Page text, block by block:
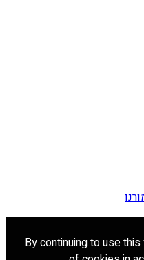
By continuing to use